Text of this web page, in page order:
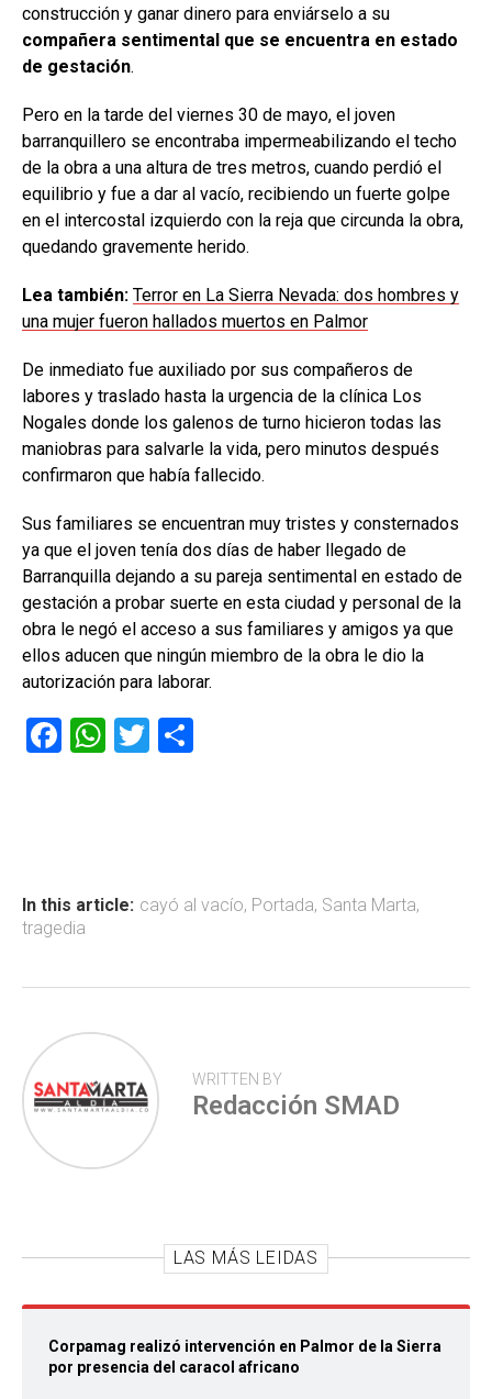
construcción y ganar dinero para enviárselo a su
compañera sentimental que se encuentra en estado
de gestación.
Pero en la tarde del viernes 30 de mayo, el joven
barranquillero se encontraba impermeabilizando el techo
de la obra a una altura de tres metros, cuando perdió el
equilibrio y fue a dar al vacío, recibiendo un fuerte golpe
en el intercostal izquierdo con la reja que circunda la obra,
quedando gravemente herido.
Lea también: Terror en La Sierra Nevada: dos hombres y
una mujer fueron hallados muertos en Palmor
De inmediato fue auxiliado por sus compañeros de
labores y traslado hasta la urgencia de la clínica Los
Nogales donde los galenos de turno hicieron todas las
maniobras para salvarle la vida, pero minutos después
confirmaron que había fallecido.
Sus familiares se encuentran muy tristes y consternados
ya que el joven tenía dos días de haber llegado de
Barranquilla dejando a su pareja sentimental en estado de
gestación a probar suerte en esta ciudad y personal de la
obra le negó el acceso a sus familiares y amigos ya que
ellos aducen que ningún miembro de la obra le dio la
autorización para laborar.
F
ok
W
p
T
tir
In this article: cayó al vacío, Portada, Santa Marta,
tragedia
WRITTEN BY
Redacción SMAD
LAS MÁS LEIDAS
Corpamag realizó intervención en Palmor de la Sierra
por presencia del caracol africano